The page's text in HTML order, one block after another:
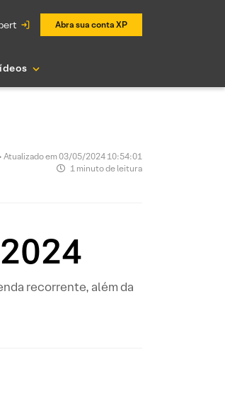
Abra sua conta XP
Atualizado em 03/05/2024 10:54:01
1 minuto de leitura
recorrente, além da